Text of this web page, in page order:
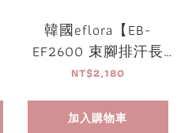
韓國eflora【EB-
EF2600 束腳排汗長
褲】
NT$2,180
加入購物車